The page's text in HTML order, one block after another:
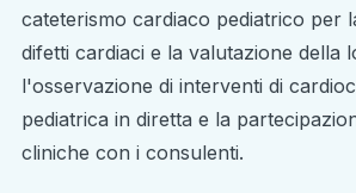
cateterismo cardiaco pediatrico per
difetti cardiaci e la valutazione della
l'osservazione di interventi di
pediatrica in diretta e la
cliniche con i consulenti.